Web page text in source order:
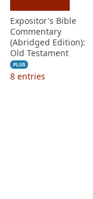
Expositor's Bible
Commentary
(Abridged Edition):
Old Testament
PLUS
8 entries